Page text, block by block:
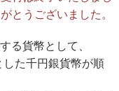
とうございました。
る貨幣として、
た千円銀貨幣が順